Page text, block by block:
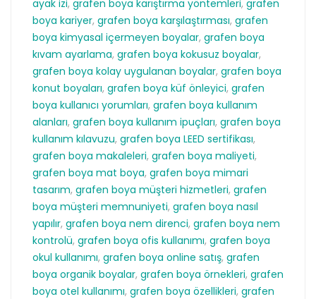
ayak izi, grafen boya karıştırma yöntemleri, grafen
boya kariyer, grafen boya karşılaştırması, grafen
boya kimyasal içermeyen boyalar, grafen boya
kıvam ayarlama, grafen boya kokusuz boyalar,
grafen boya kolay uygulanan boyalar, grafen boya
konut boyaları, grafen boya küf önleyici, grafen
boya kullanıcı yorumları, grafen boya kullanım
alanları, grafen boya kullanım ipuçları, grafen boya
kullanım kılavuzu, grafen boya LEED sertifikası,
grafen boya makaleleri, grafen boya maliyeti,
grafen boya mat boya, grafen boya mimari
tasarım, grafen boya müşteri hizmetleri, grafen
boya müşteri memnuniyeti, grafen boya nasıl
yapılır, grafen boya nem direnci, grafen boya nem
kontrolü, grafen boya ofis kullanımı, grafen boya
okul kullanımı, grafen boya online satış, grafen
boya organik boyalar, grafen boya örnekleri, grafen
boya otel kullanımı, grafen boya özellikleri, grafen